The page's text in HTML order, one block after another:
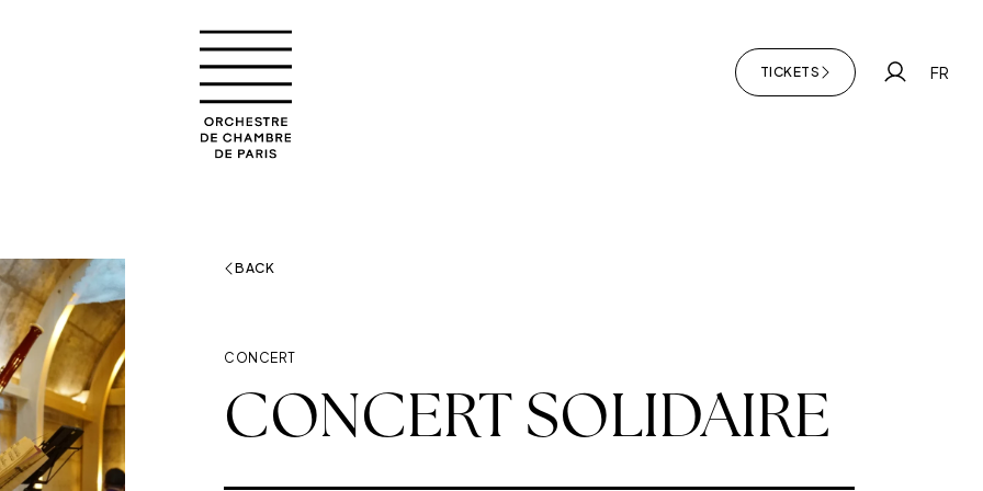
Orchestre de chambre de Paris
TICKETS My FR
BACK
CONCERT
CONCERT SOLIDAIRE